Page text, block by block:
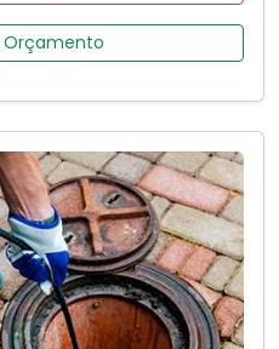
Orçamento